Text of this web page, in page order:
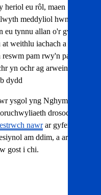
heriol eu rôl, maen
meddyliol hwnnw'n
tynnu allan o'r gwaith.
weithlu iachach a
pam rwy'n parhau
yn ochr ag arweinwyr
dydd
ysgol yng Nghymru?
drosoch chi
nawrar gyfer
am ddim, a ariennir
gost i chi.